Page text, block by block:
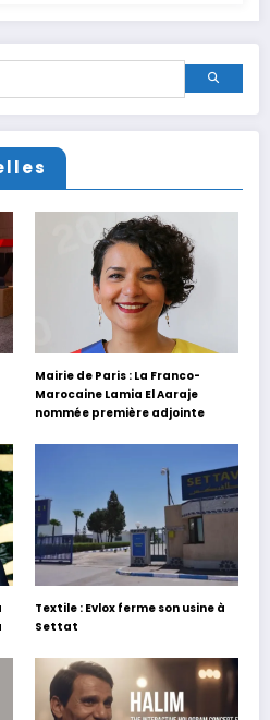
Mairie de Paris : La Franco-
Marocaine Lamia El Aaraje
nommée première adjointe
Textile : Evlox ferme son usine à
Settat